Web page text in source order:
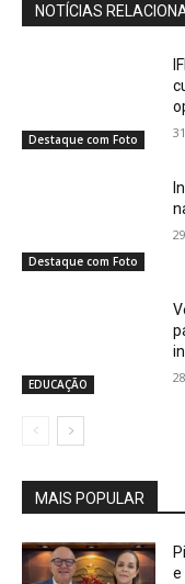
NOTÍCIAS
Destaque com Foto
Destaque com Foto
EDUCAÇÃO
MAIS POPULAR
e